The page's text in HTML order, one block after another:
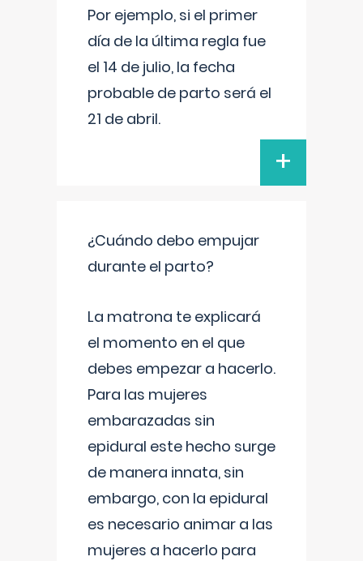
Por ejemplo, si el primer
día de la última regla fue
el 14 de julio, la fecha
probable de parto será el
21 de abril.
+
¿Cuándo debo empujar
durante el parto?
La matrona te explicará
el momento en el que
debes empezar a hacerlo.
Para las mujeres
embarazadas sin
epidural este hecho surge
de manera innata, sin
embargo, con la epidural
es necesario animar a las
mujeres a hacerlo para